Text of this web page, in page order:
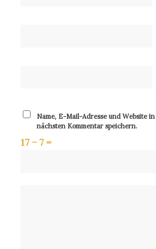
Name, E-Mail-Adresse und Website
nächsten Kommentar speichern.
17 − 7 =